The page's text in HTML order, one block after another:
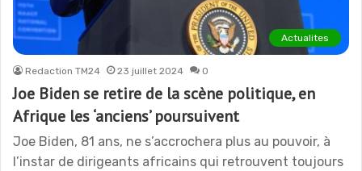
Actualites
Redaction TM24 23 juillet 2024 0
Joe Biden se retire de la scène politique, en
Afrique les ‘anciens’ poursuivent
Joe Biden, 81 ans, ne s’accrochera plus au pouvoir, à
l’instar de dirigeants africains qui retrouvent toujours